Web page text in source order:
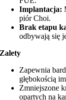
Implantacja:
piór Choi.
Brak etapu
odbywają się
Zalety
Zapewnia
głębokością
Zmniejszone
opartych na